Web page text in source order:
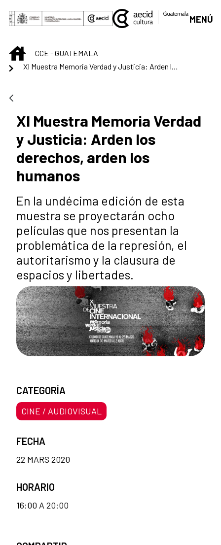
Saut au contenu principal
MENÚ
INICIOCCE - GUATEMALA
XI Muestra Memoria Verdad
y Justicia: Arden los
derechos, arden los
humanos
En la undécima edición de esta
muestra se proyectarán ocho
películas que nos presentan la
problemática de la represión, el
autoritarismo y la clausura de
espacios y libertades.
CATEGORÍA
CINE / AUDIOVISUAL
FECHA
22 MARS 2020
HORARIO
16:00 A 20:00